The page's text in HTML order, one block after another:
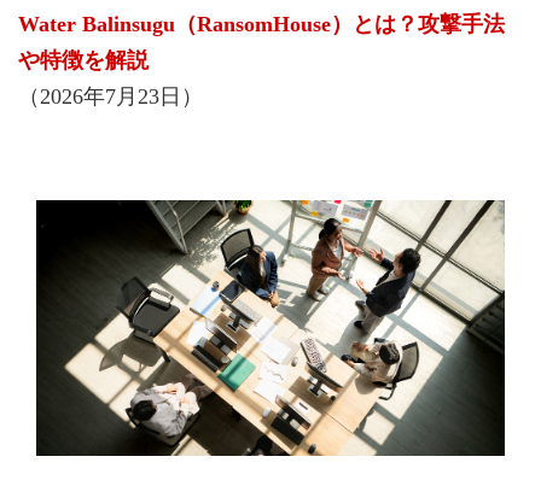
Water Balinsugu（RansomHouse）とは？攻撃手法
や特徴を解説
（2026年7月23日）